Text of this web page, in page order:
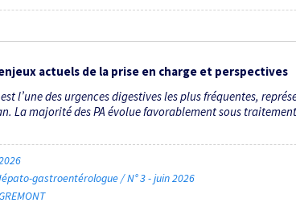
actuels de la prise en charge et perspectives
l’une des urgences digestives les plus fréquentes,
La majorité des PA évolue favorablement sous
gastroentérologue / N° 3 - juin 2026